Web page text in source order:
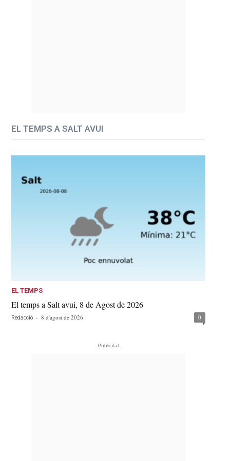
EL TEMPS A SALT AVUI
EL TEMPS
El temps a Salt avui, 8 de Agost de 2026
Redacció - 8 d'agost de 2026 0
- Publicitat -